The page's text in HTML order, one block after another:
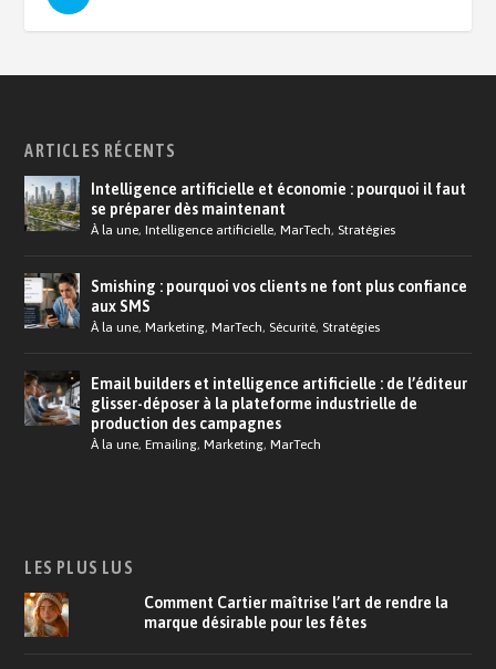
ARTICLES RÉCENTS
Intelligence artificielle et économie : pourquoi il faut
se préparer dès maintenant
À la une,Intelligence artificielle,MarTech, Stratégies
Smishing : pourquoi vos clients ne font plus confiance
aux SMS
À la une,Marketing,MarTech, Sécurité, Stratégies
Email builders et intelligence artificielle : de l’éditeur
glisser-déposer à la plateforme industrielle de
production des campagnes
À la une,Emailing,Marketing,MarTech
LES PLUS LUS
Comment Cartier maîtrise l’art de rendre la
marque désirable pour les fêtes